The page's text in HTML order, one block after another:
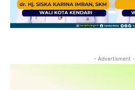
- Advertisment -